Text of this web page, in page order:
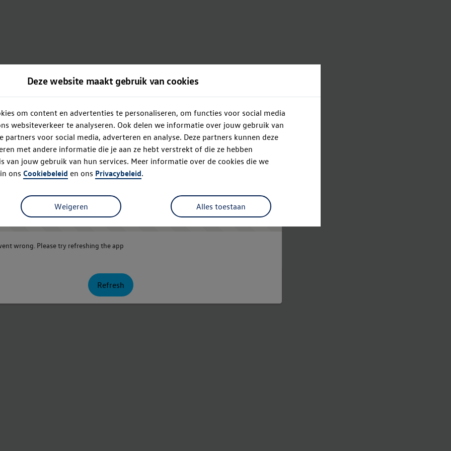
Deze website maakt gebruik van cookies
om content en advertenties te personaliseren, om functies voor social media
websiteverkeer te analyseren. Ook delen we informatie over jouw gebruik van
partners voor social media, adverteren en analyse. Deze partners kunnen deze
met andere informatie die je aan ze hebt verstrekt of die ze hebben
van jouw gebruik van hun services. Meer informatie over de cookies die we
ons Cookiebeleid en ons Privacybeleid.
Alles toestaan
Weigeren Oops!
wrong. Please try refreshing the app
Refresh